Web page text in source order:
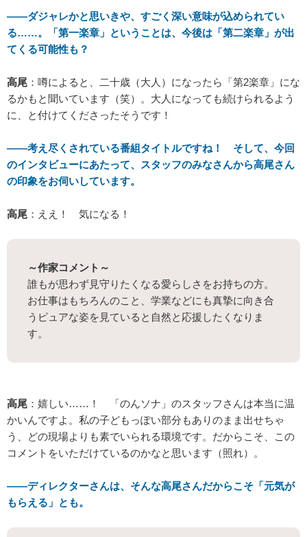
――ダジャレかと思いきや、すごく深い意味が込められてい
る……。「第一楽章」ということは、今後は「第二楽章」が出
てくる可能性も？
高尾 ：噂によると、二十歳（大人）になったら「第2楽章」にな
るかもと聞いています（笑）。大人になっても続けられるよう
に、と付けてくださったそうです！
――考え尽くされている番組タイトルですね！ そして、今回
のインタビューにあたって、スタッフのみなさんから高尾さん
の印象をお伺いしています。
高尾 ：ええ！ 気になる！
～作家コメント～
誰もが思わず見守りたくなる愛らしさをお持ちの方。
お仕事はもちろんのこと、学業などにも真摯に向き合
うピュアな姿を見ていると自然と応援したくなりま
す。
高尾 ：嬉しい……！ 「のんソナ」のスタッフさんは本当に温
かいんですよ。私の子どもっぽい部分もありのまま出せちゃ
う、どの現場よりも素でいられる環境です。だからこそ、この
コメントをいただけているのかなと思います（照れ）。
――ディレクターさんは、そんな高尾さんだからこそ「元気が
もらえる」とも。